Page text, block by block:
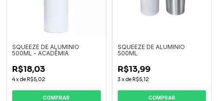
SQUEEZE DE ALUMINIO
500ML - ACADÊMIA
R$18,03
4xde R$5,02
COMPRAR
SQUEEZE DE ALUMINIO
500ML
R$13,99
3 xde R$5,12
COMPRAR